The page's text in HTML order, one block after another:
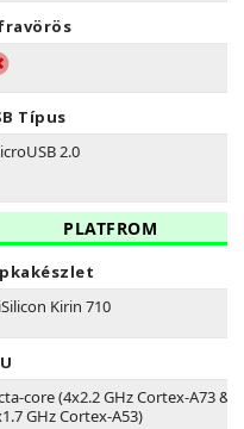
Típus
2.0
PLATFROM
Kirin 710
core (4x2.2 GHz Cortex-A73 &
GHz Cortex-A53)